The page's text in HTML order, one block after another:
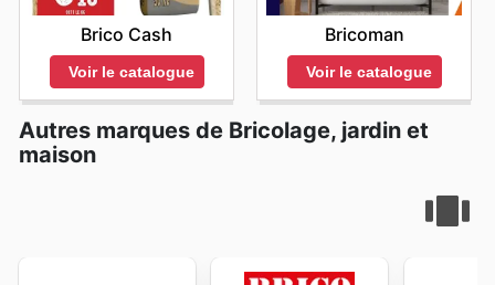
Brico Cash
Voir le catalogue
Bricoman
Voir le catalogue
Autres marques de Bricolage, jardin et
maison